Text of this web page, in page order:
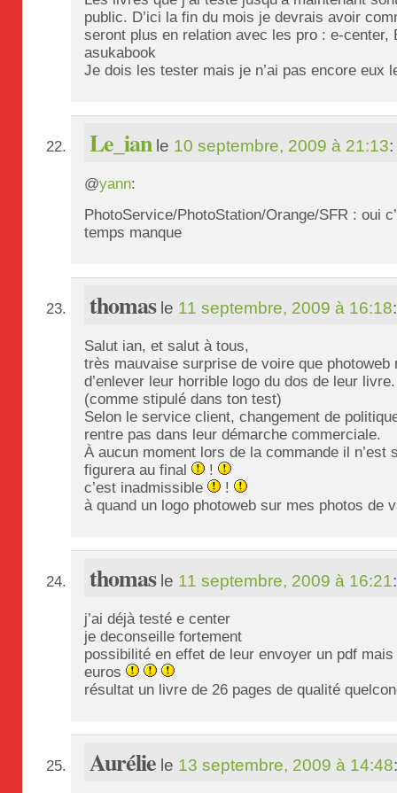
public. D’ici la fin du mois je devrais avoir
seront plus en relation avec les pro : e-center,
asukabook
Je dois les tester mais je n’ai pas encore eux
Le_ian le 10 septembre, 2009 à 21:13:
@yann:
PhotoService/PhotoStation/Orange/SFR : oui
temps manque
thomasle 11 septembre, 2009 à 16:18:
Salut ian, et salut à tous,
très mauvaise surprise de voire que photoweb
d’enlever leur horrible logo du dos de leur livre.
(comme stipulé dans ton test)
Selon le service client, changement de
rentre pas dans leur démarche commerciale.
À aucun moment lors de la commande il n’est
figurera au final
!
c’est inadmissible
!
à quand un logo photoweb sur mes photos de
thomasle 11 septembre, 2009 à 16:21:
j’ai déjà testé e center
je deconseille fortement
possibilité en effet de leur envoyer un pdf mais
euros
résultat un livre de 26 pages de qualité
Aurélie le 13 septembre, 2009 à 14:48